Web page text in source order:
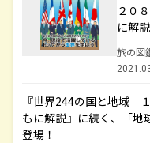
２０
に解説
旅の図
『世界244の国と地域
もに解説』に続く、「地
登場！